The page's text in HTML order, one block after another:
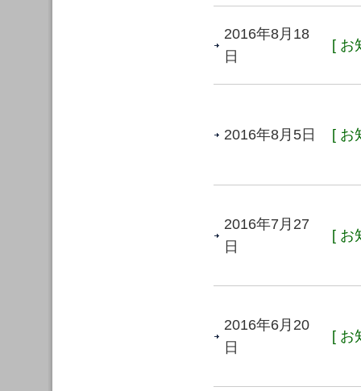
2016年8月18
日
[ お
2016年8月5日 [ お
2016年7月27
日
[ お
2016年6月20
日
[ お